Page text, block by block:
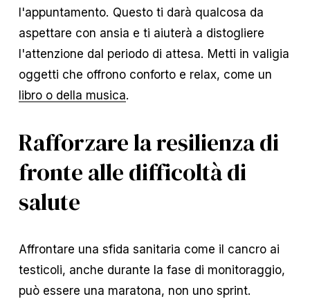
l'appuntamento. Questo ti darà qualcosa da
aspettare con ansia e ti aiuterà a distogliere
l'attenzione dal periodo di attesa. Metti in valigia
oggetti che offrono conforto e relax, come un
libro o della musica.
Rafforzare la resilienza di
fronte alle difficoltà di
salute
Affrontare una sfida sanitaria come il cancro ai
testicoli, anche durante la fase di monitoraggio,
può essere una maratona, non uno sprint.